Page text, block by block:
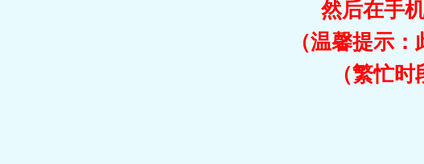
然后在手
（温馨提示
（繁忙